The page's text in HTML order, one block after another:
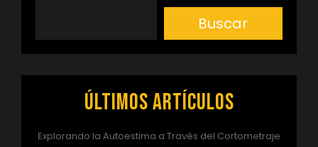
Buscar
Últimos artículos
Explorando la Autoestima a Través del Cortometraje